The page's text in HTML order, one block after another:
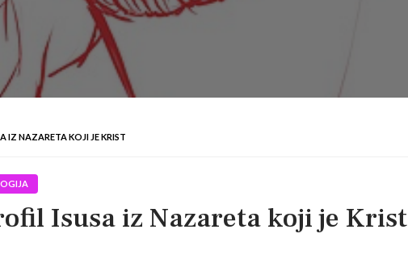
IZ NAZARETA KOJI JE KRIST
Isusa iz Nazareta koji je Krist